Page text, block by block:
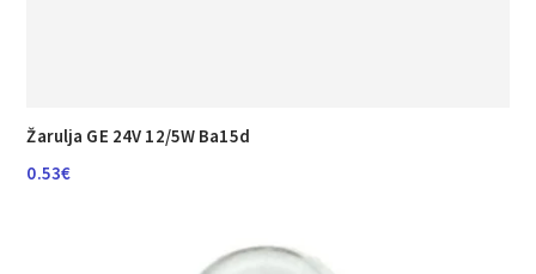
Žarulja GE 24V 12/5W Ba15d
0.53€